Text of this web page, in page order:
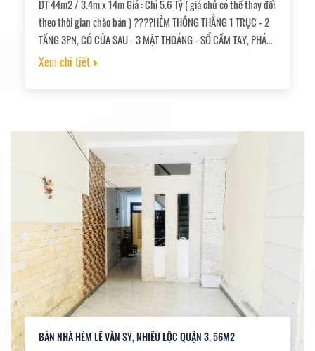
DT 44m2 / 3.4m x 14m Giá : Chỉ 5.6 Tỷ ( giá chủ có thể thay đổi
theo thời gian chào bán ) ????HẺM THÔNG THẲNG 1 TRỤC - 2
TẦNG 3PN, CÓ CỬA SAU - 3 MẶT THOÁNG - SỔ CẦM TAY, PHÁP
LÝ CHUẨN, CC NGAY???? ???? Hướng Đông Bắc. ????Hiện
Xem chi tiết
BÁN NHÀ HẺM LÊ VĂN SỸ, NHIÊU LỘC QUẬN 3, 56M2